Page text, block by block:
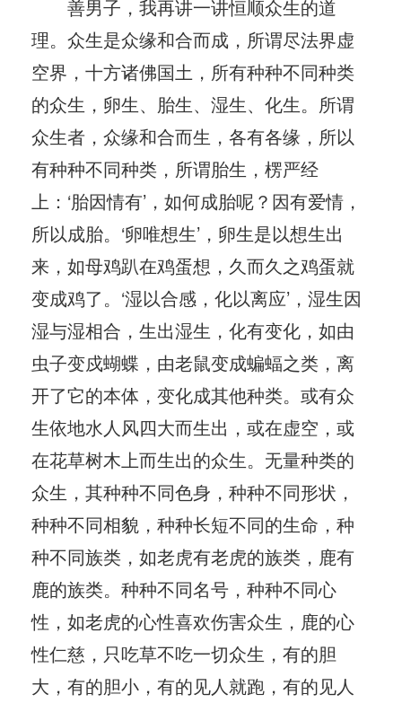
善男子，我再讲一讲恒顺众生的道
理。众生是众缘和合而成，所谓尽法界虚
空界，十方诸佛国土，所有种种不同种类
的众生，卵生、胎生、湿生、化生。所谓
众生者，众缘和合而生，各有各缘，所以
有种种不同种类，所谓胎生，楞严经
上：‘胎因情有’，如何成胎呢？因有爱情，
所以成胎。‘卵唯想生’，卵生是以想生出
来，如母鸡趴在鸡蛋想，久而久之鸡蛋就
变成鸡了。‘湿以合感，化以离应’，湿生因
湿与湿相合，生出湿生，化有变化，如由
虫子变戍蝴蝶，由老鼠变成蝙蝠之类，离
开了它的本体，变化成其他种类。或有众
生依地水人风四大而生出，或在虚空，或
在花草树木上而生出的众生。无量种类的
众生，其种种不同色身，种种不同形状，
种种不同相貌，种种长短不同的生命，种
种不同族类，如老虎有老虎的族类，鹿有
鹿的族类。种种不同名号，种种不同心
性，如老虎的心性喜欢伤害众生，鹿的心
性仁慈，只吃草不吃一切众生，有的胆
大，有的胆小，有的见人就跑，有的见人